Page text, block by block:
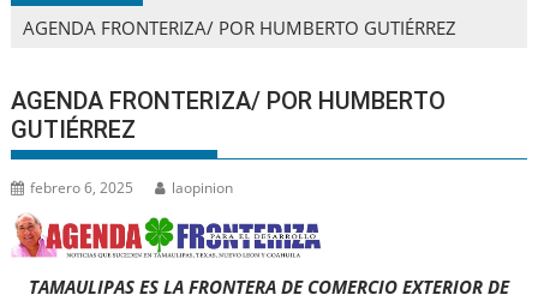
AGENDA FRONTERIZA/ POR HUMBERTO GUTIÉRREZ
AGENDA FRONTERIZA/ POR HUMBERTO
GUTIÉRREZ
febrero 6, 2025 laopinion
TAMAULIPAS ES LA FRONTERA DE COMERCIO EXTERIOR DE